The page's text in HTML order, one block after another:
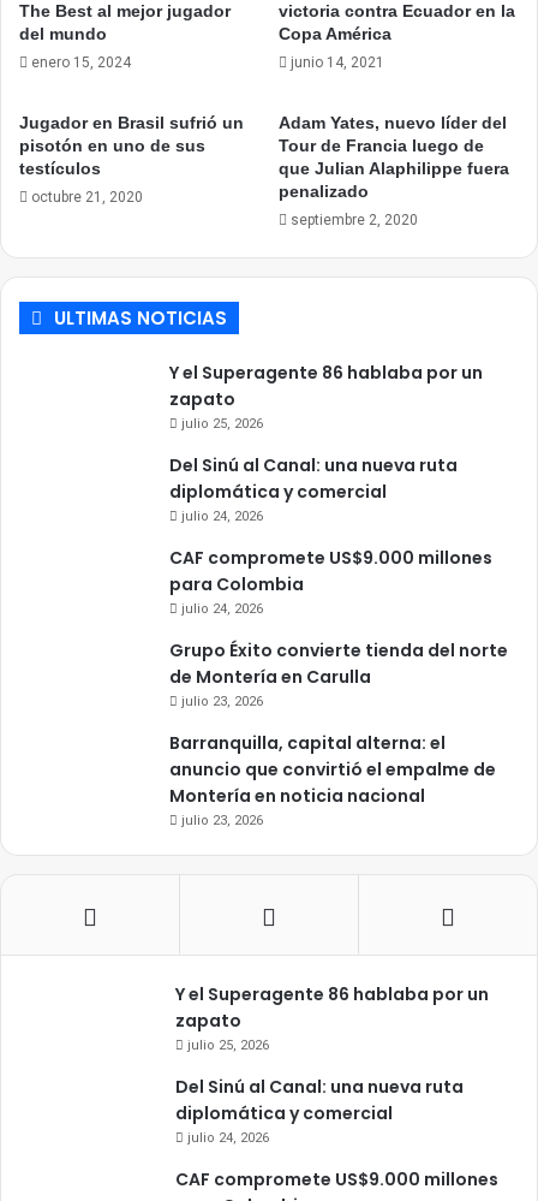
The Best al mejor jugador
del mundo
enero 15, 2024
victoria contra Ecuador en la
Copa América
junio 14, 2021
Jugador en Brasil sufrió un
pisotón en uno de sus
testículos
octubre 21, 2020
Adam Yates, nuevo líder del
Tour de Francia luego de
que Julian Alaphilippe fuera
penalizado
septiembre 2, 2020
ULTIMAS NOTICIAS
Y el Superagente 86 hablaba por un
zapato
julio 25, 2026
Del Sinú al Canal: una nueva ruta
diplomática y comercial
julio 24, 2026
CAF compromete US$9.000 millones
para Colombia
julio 24, 2026
Grupo Éxito convierte tienda del norte
de Montería en Carulla
julio 23, 2026
Barranquilla, capital alterna: el
anuncio que convirtió el empalme de
Montería en noticia nacional
julio 23, 2026
Y el Superagente 86 hablaba por un
zapato
julio 25, 2026
Del Sinú al Canal: una nueva ruta
diplomática y comercial
julio 24, 2026
CAF compromete US$9.000 millones